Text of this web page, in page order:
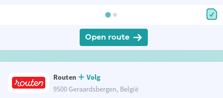
Open route
Routen
Volg
9500 Geraardsbergen, België